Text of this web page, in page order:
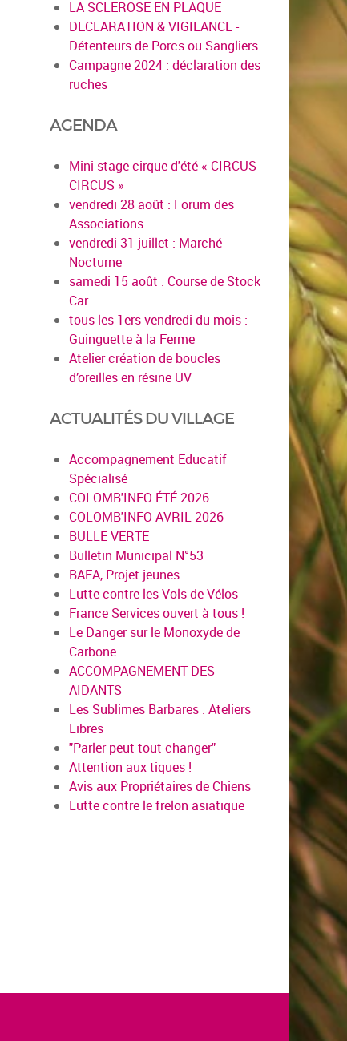
LA SCLEROSE EN PLAQUE
DECLARATION & VIGILANCE -
Détenteurs de Porcs ou Sangliers
Campagne 2024 : déclaration des
ruches
AGENDA
Mini-stage cirque d'été « CIRCUS-
CIRCUS »
vendredi 28 août : Forum des
Associations
vendredi 31 juillet : Marché
Nocturne
samedi 15 août : Course de Stock
Car
tous les 1ers vendredi du mois :
Guinguette à la Ferme
Atelier création de boucles
d’oreilles en résine UV
ACTUALITÉS DU VILLAGE
Accompagnement Educatif
Spécialisé
COLOMB'INFO ÉTÉ 2026
COLOMB'INFO AVRIL 2026
BULLE VERTE
Bulletin Municipal N°53
BAFA, Projet jeunes
Lutte contre les Vols de Vélos
France Services ouvert à tous !
Le Danger sur le Monoxyde de
Carbone
ACCOMPAGNEMENT DES
AIDANTS
Les Sublimes Barbares : Ateliers
Libres
"Parler peut tout changer"
Attention aux tiques !
Avis aux Propriétaires de Chiens
Lutte contre le frelon asiatique